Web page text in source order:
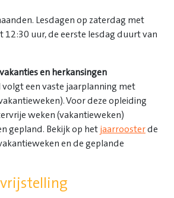
Lesdagen op zaterdag met
12:30 uur, de eerste lesdag duurt van
en herkansingen
volgt een vaste jaarplanning met
Voor deze opleiding
weken (vakantieweken)
gepland. Bekijk op het jaarroosterde
en de geplande